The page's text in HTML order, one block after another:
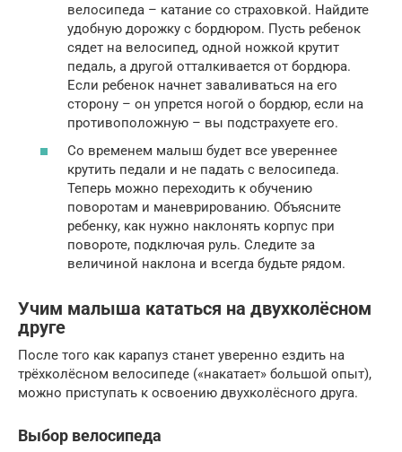
велосипеда – катание со страховкой. Найдите
удобную дорожку с бордюром. Пусть ребенок
сядет на велосипед, одной ножкой крутит
педаль, а другой отталкивается от бордюра.
Если ребенок начнет заваливаться на его
сторону – он упрется ногой о бордюр, если на
противоположную – вы подстрахуете его.
Со временем малыш будет все увереннее
крутить педали и не падать с велосипеда.
Теперь можно переходить к обучению
поворотам и маневрированию. Объясните
ребенку, как нужно наклонять корпус при
повороте, подключая руль. Следите за
величиной наклона и всегда будьте рядом.
Учим малыша кататься на двухколёсном
друге
После того как карапуз станет уверенно ездить на
трёхколёсном велосипеде («накатает» большой опыт),
можно приступать к освоению двухколёсного друга.
Выбор велосипеда